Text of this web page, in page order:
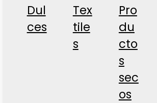
Dul
ces
Tex
tile
s
Pro
du
cto
s
sec
os